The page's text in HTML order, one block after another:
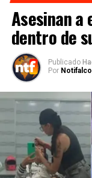
Asesinan a
dentro de
Publicado
Por